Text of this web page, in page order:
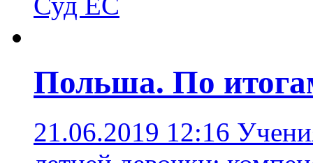
Польша. По
21.06.2019 12:16